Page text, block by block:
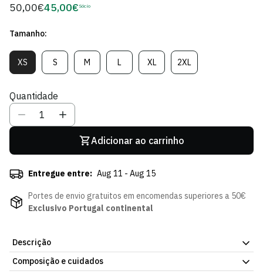
Preço
50,00€Preço
Sócio
45,00€ Sócio
Tamanho:
XSVariante
Esgotada
Indisponível
SVariante
Esgotada
Indisponível
MVariante
Esgotada
LVariante
Esgotada
XLVariante
Esgotada
2XLVariante
Esgotada
Quantidade
Adicionar ao carrinho
Entregue entre: Aug 11 - Aug 15
Portes de envio gratuitos em encomendas superiores a 50€
Exclusivo Portugal continental
Descrição
Top de Corrida. Peça simples, pensada para o dia a dia. Tecido
Composição e cuidados